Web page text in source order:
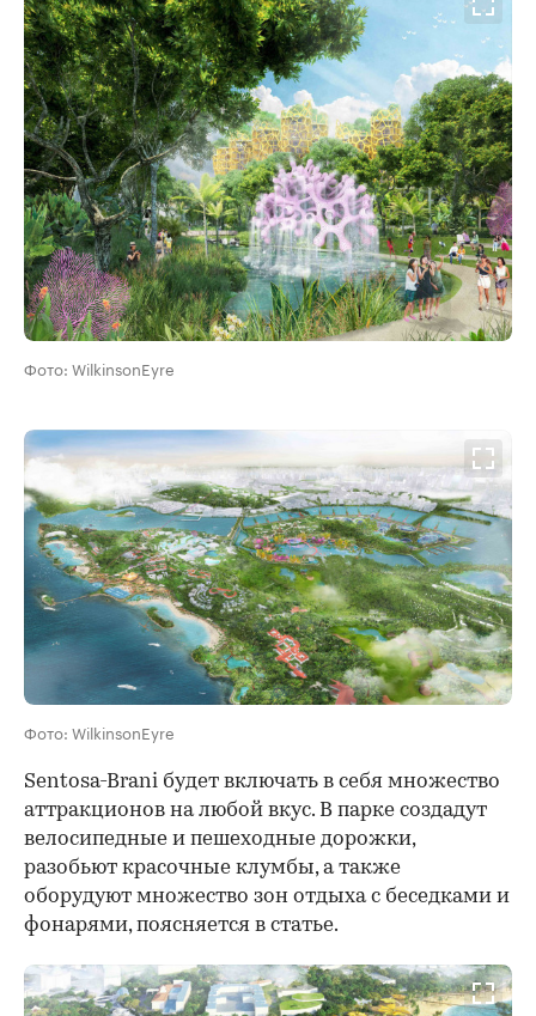
Фото: WilkinsonEyre
Фото: WilkinsonEyre
Sentosa-Brani будет включать в себя множество
аттракционов на любой вкус. В парке создадут
велосипедные и пешеходные дорожки,
разобьют красочные клумбы, а также
оборудуют множество зон отдыха с беседками и
фонарями, поясняется в статье.